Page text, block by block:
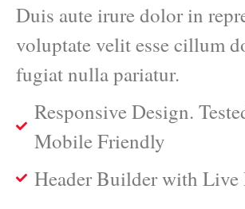
Duis aute irure dolor in
voluptate velit esse cillum
fugiat nulla pariatur.
Responsive Design.
Mobile Friendly
Header Builder with Live